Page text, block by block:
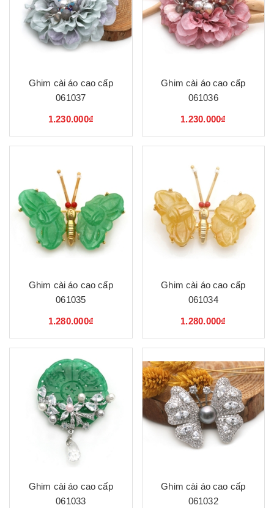
Ghim cài áo cao cấp
061037
1.230.000₫
Ghim cài áo cao cấp
061036
1.230.000₫
Ghim cài áo cao cấp
061035
1.280.000₫
Ghim cài áo cao cấp
061034
1.280.000₫
Ghim cài áo cao cấp
061033
Ghim cài áo cao cấp
061032